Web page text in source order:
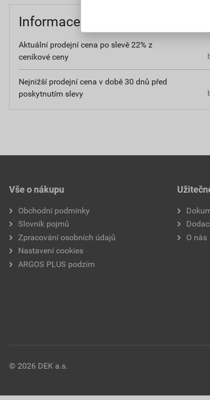
Informace o ceně
Aktuální prodejní cena po slevě 22% z
ceníkové ceny
Nejnižší prodejní cena v době 30 dnů před
poskytnutím slevy
Vše o nákupu
Obchodní podmínky
Slovník pojmů
Zpracování osobních údajů
Nastavení cookies
ARGOS PLUS podzim
O nás
© 2026 DEK a.s.